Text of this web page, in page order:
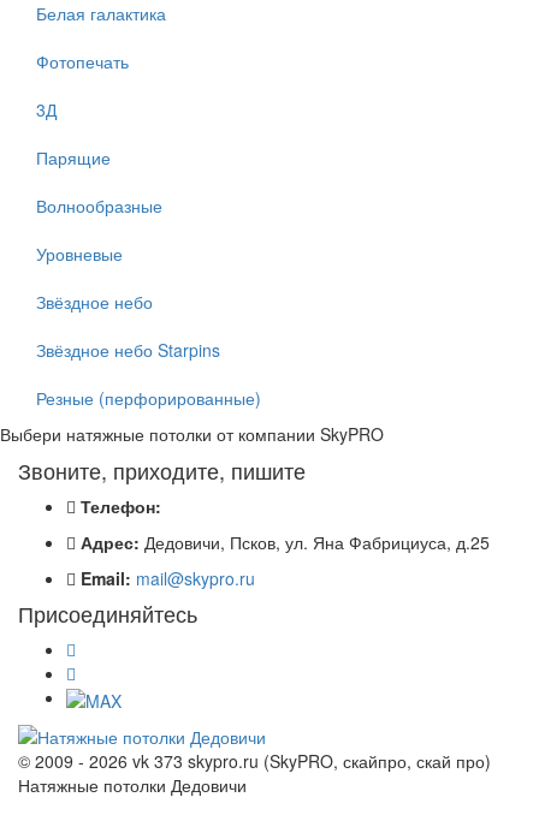
Белая галактика
Фотопечать
3Д
Парящие
Волнообразные
Уровневые
Звёздное небо
Звёздное небо Starpins
Резные (перфорированные)
Выбери натяжные потолки от компании SkyPRO
Звоните, приходите, пишите
Телефон:
Адрес: Дедовичи, Псков, ул. Яна Фабрициуса, д.25
Email: mail@skypro.ru
Присоединяйтесь
© 2009 - 2026 vk 373 skypro.ru (SkyPRO, скайпро, скай про)
Натяжные потолки Дедовичи